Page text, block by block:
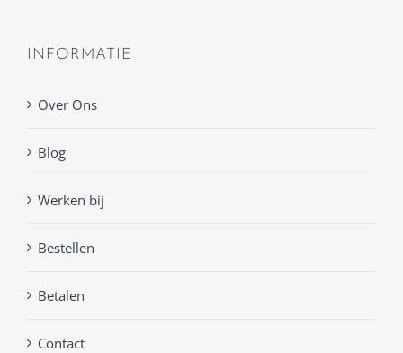
INFORMATIE
Over Ons
Blog
Werken bij
Bestellen
Betalen
Contact